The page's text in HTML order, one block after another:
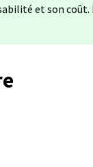
et son coût.